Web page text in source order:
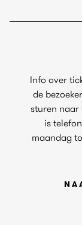
Info over
de
sturen naar
is
maandag